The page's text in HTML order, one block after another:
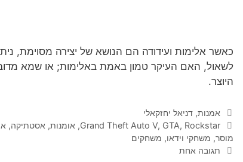
כאשר אלימות ועידודה הם הנושא של יצירה מסוימת,
לשאול, האם העיקר טמון באמת באלימות; או שמא
היוצר.
קטגוריות
אמנות, דניאל יחזקאלי
תגיות
Grand Theft Auto V, GTA, Rockstar
, אומנות, אסטתיקה,
מוסר, משחקי וידאו, משחקים
תגובה אחת